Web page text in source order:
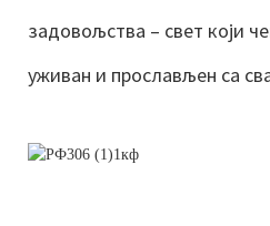
задовољства – свет који
уживан и прослављен са